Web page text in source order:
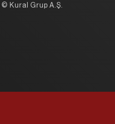
© Kural Grup A.Ş.